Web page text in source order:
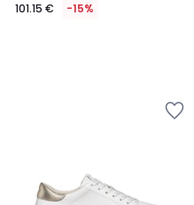
101.15 € -15%